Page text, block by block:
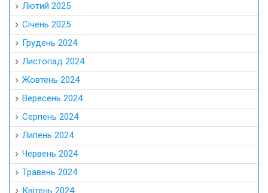
Лютий 2025
Січень 2025
Грудень 2024
Листопад 2024
Жовтень 2024
Вересень 2024
Серпень 2024
Липень 2024
Червень 2024
Травень 2024
Квітень 2024